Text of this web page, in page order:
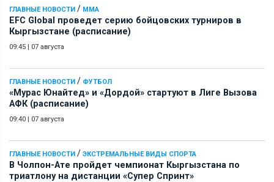
ГЛАВНЫЕ НОВОСТИ / ММА
EFC Global проведет серию бойцовских турниров в
Кыргызстане (расписание)
09:45 | 07 августа
ГЛАВНЫЕ НОВОСТИ / ФУТБОЛ
«Мурас Юнайтед» и «Дордой» стартуют в Лиге Вызова
АФК (расписание)
09:40 | 07 августа
ГЛАВНЫЕ НОВОСТИ / ЭКСТРЕМАЛЬНЫЕ ВИДЫ СПОРТА
В Чолпон-Ате пройдет чемпионат Кыргызстана по
триатлону на дистанции «Супер Спринт»